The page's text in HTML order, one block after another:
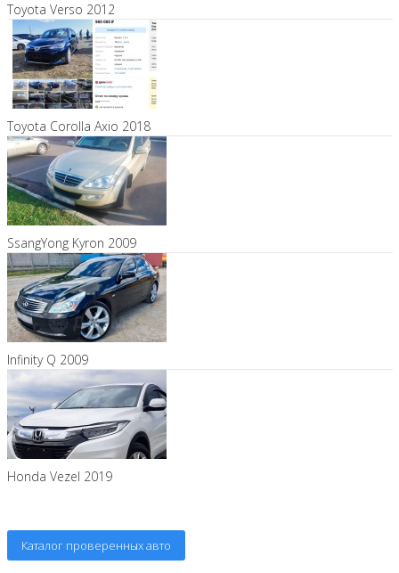
Toyota Verso 2012
Toyota Corolla Axio 2018
SsangYong Kyron 2009
Infinity Q 2009
Honda Vezel 2019
Каталог проверенных авто